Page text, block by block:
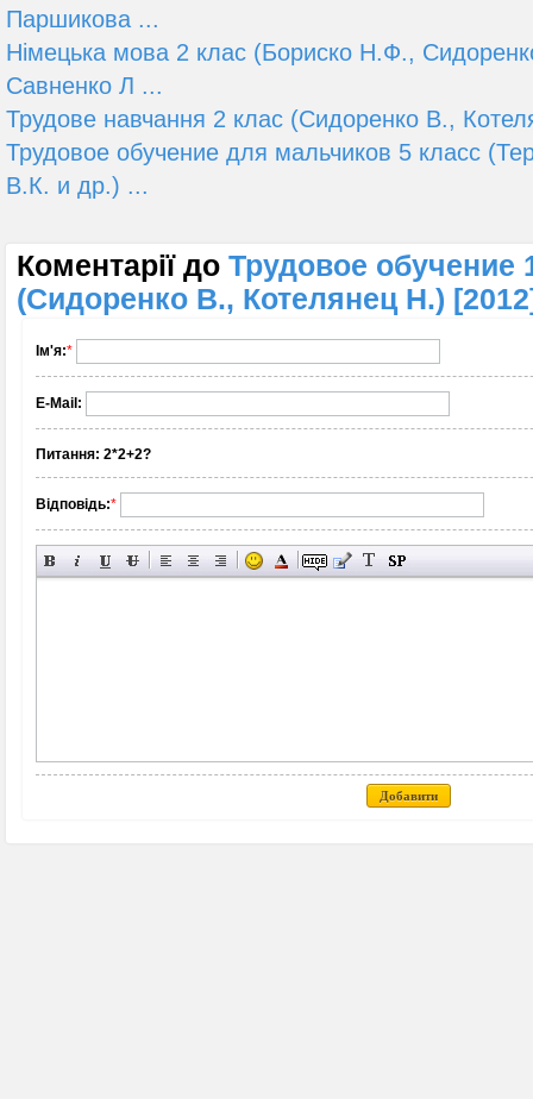
Паршикова ...
Німецька мова 2 клас (Бориско Н.Ф.,
Савненко Л ...
Трудове навчання 2 клас (Сидоренко В.,
Трудовое обучение для мальчиков 5 класс
В.К. и др.) ...
Коментарії до Трудовое обучение
(Сидоренко В., Котелянец Н.)
Ім'я:*
E-Mail:
Питання: 2*2+2?
Відповідь:*
Добавити